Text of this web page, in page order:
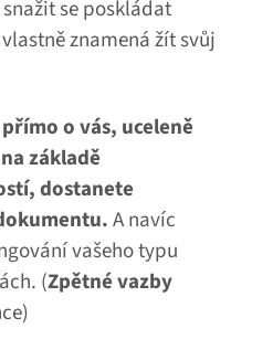
se poskládat
znamená žít svůj
o vás, uceleně
základě
dostanete
A navíc
vašeho typu
(Zpětné vazby